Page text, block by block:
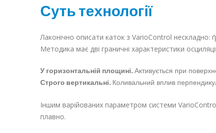
Суть технології
Лаконічно описати каток з VarioControl
Методика має дві граничні характеристики
У горизонтальній площині.Активується при
Строго вертикальні. Коливальний вплив
Іншим варійованих параметром системи
плавно.